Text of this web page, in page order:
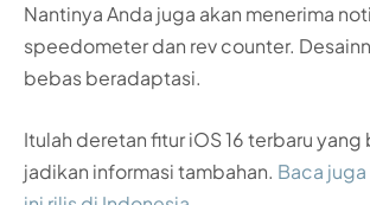
Nantinya Anda juga akan menerima
speedometer dan rev counter.
bebas beradaptasi.
Itulah deretan fitur iOS 16 terbaru yang
jadikan informasi tambahan. Baca juga